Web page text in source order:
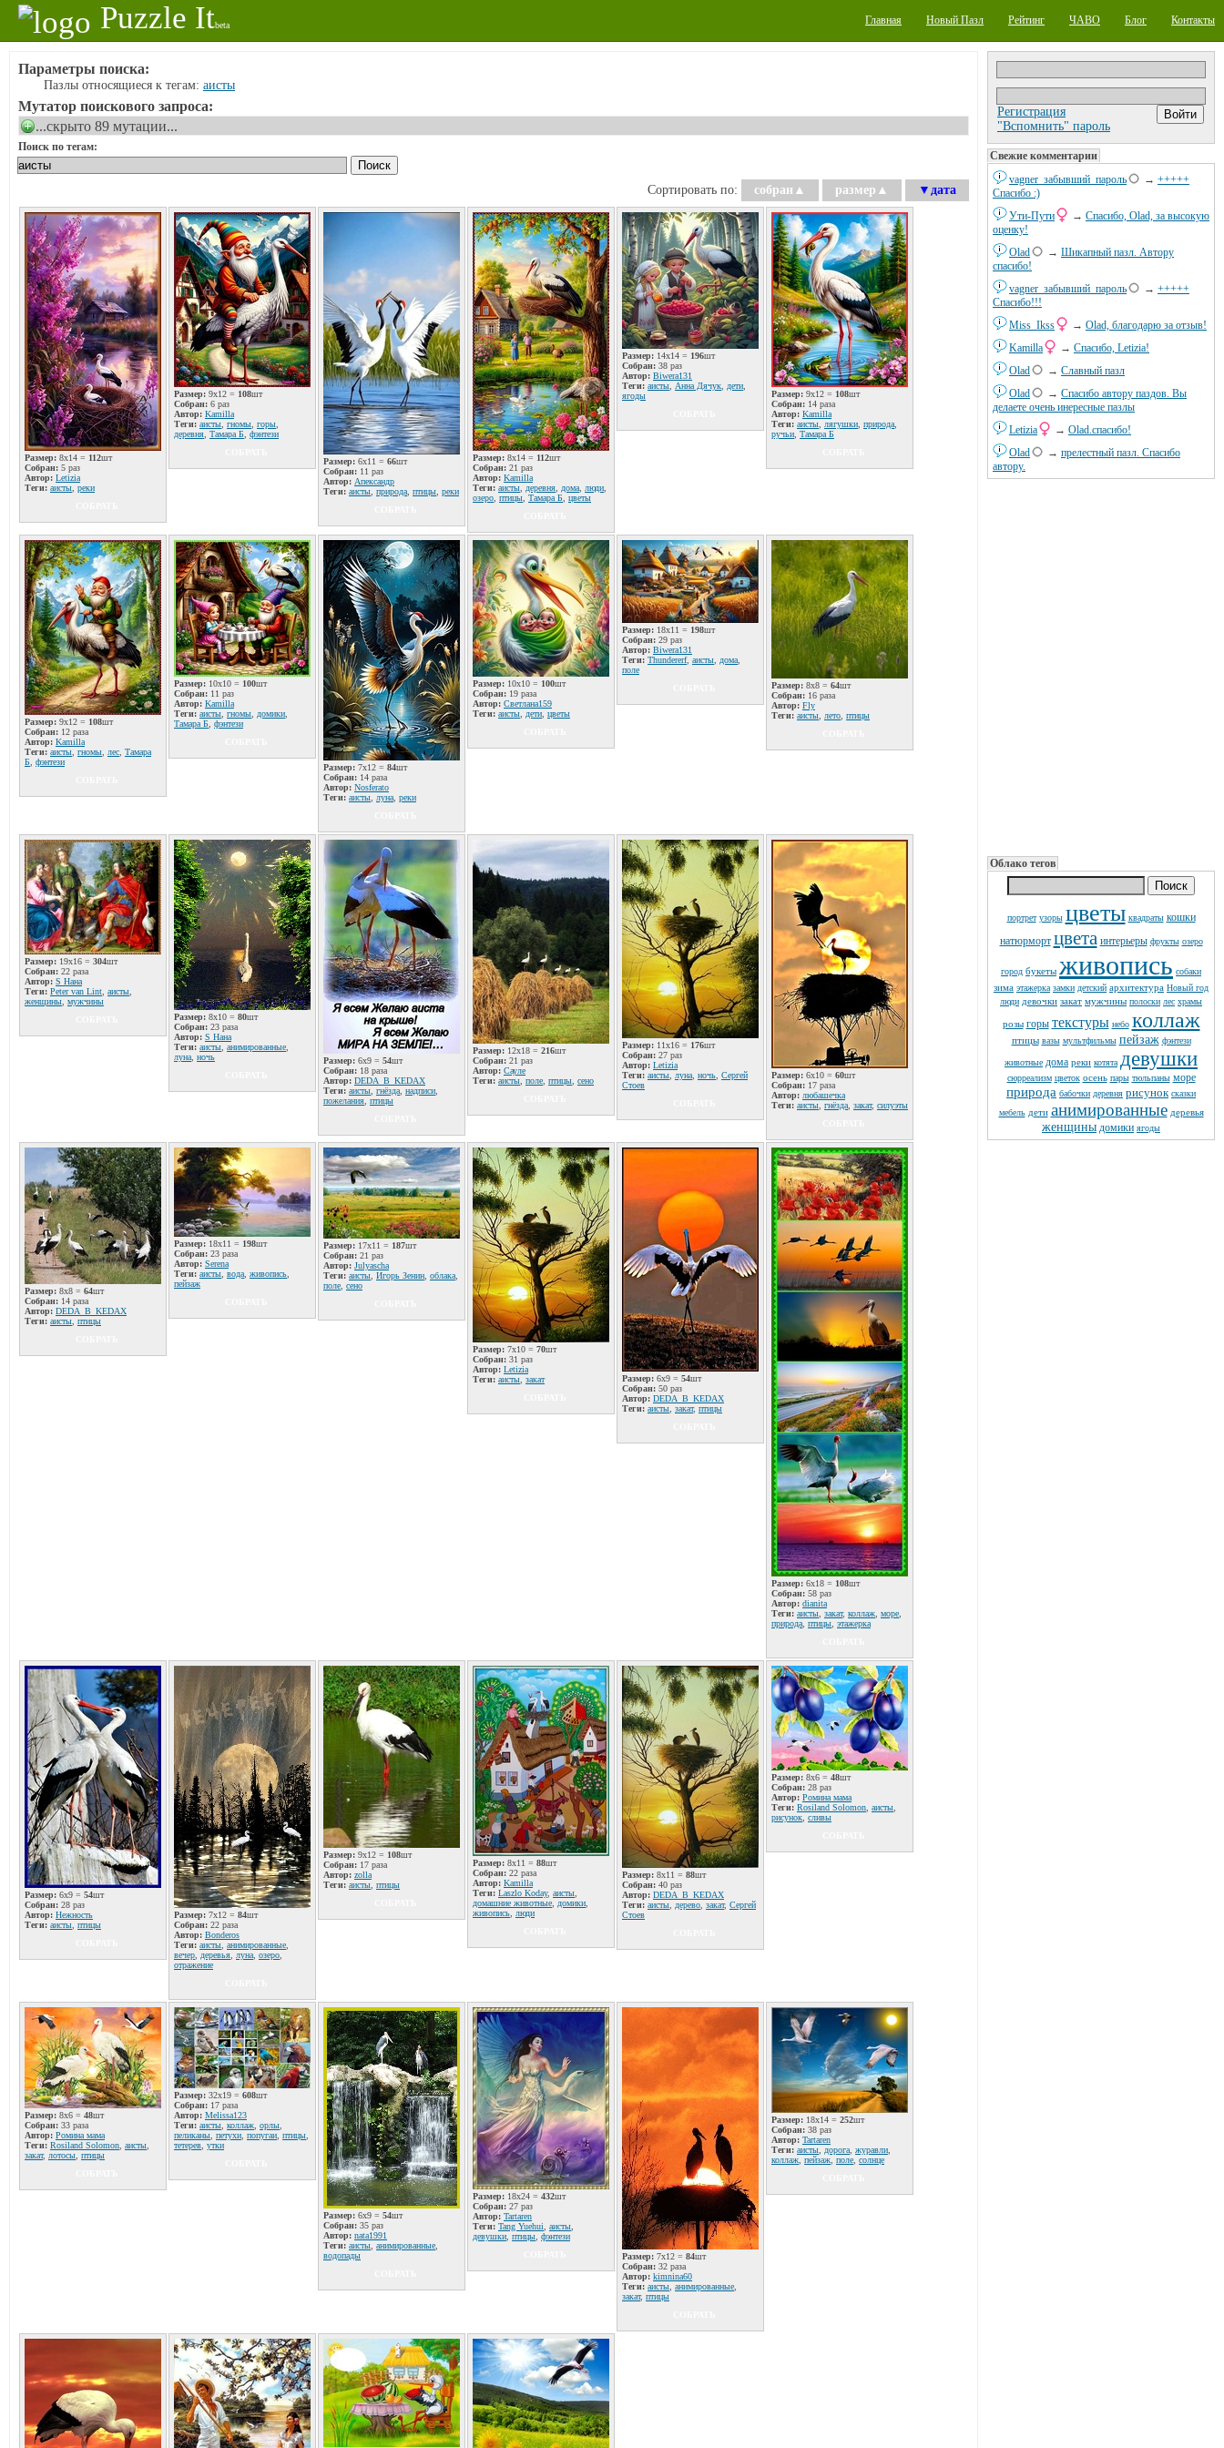
Puzzle Itbeta Главная Новый Пазл Рейтинг ЧАВО Блог Контакты
Регистрация
"Вспомнить" пароль
Свежие комментарии
vagner_забывший_пароль
→ +++++
Спасибо :)
Ути-Пути
→ Спасибо, Olad, за высокую
оценку!
Olad
→ Шикапный пазл. Автору
спасибо!
vagner_забывший_пароль
→ +++++
Спасибо!!!
Miss_Ikss
→ Olad, благодарю за отзыв!
Kamilla
→ Спасибо, Letizia!
Olad
→ Славный пазл
Olad
→ Спасибо автору паздов. Вы
делаете очень инересные пазлы
Letizia
→ Olad.спасибо!
Olad
→ прелестный пазл. Спасибо
автору.
Облако тегов
портрет узоры цветы квадраты кошки
натюрморт цвета интерьеры фрукты озеро
город букеты живопись собаки
зима этажерка замки детский архитектура Новый год
люди девочки закат мужчины полоски лес храмы
розы горы текстуры небо коллаж
птицы вазы мультфильмы пейзаж фэнтези
животные дома реки котята девушки
сюрреализм цветок осень пары тюльпаны море
природа бабочки деревня рисунок сказки
мебель дети анимированные деревья
женщины домики ягоды
Параметры поиска:
Пазлы относящиеся к тегам: аисты
Мутатор поискового запроса:
...скрыто 89 мутации...
Поиск по тегам:
Сортировать по: собран ▲ размер ▲ ▼ дата
Размер: 8x14 = 112шт
Собран: 5 раз
Автор: Letizia
Теги: аисты реки
Размер: 9x12 = 108шт
Собран: 6 раз
Автор: Kamilla
Теги: аисты гномы горы
деревня Тамара Б
фэнтези
Размер: 6x11 = 66шт
Собран: 11 раз
Автор: Апександр
Теги: аисты природа птицы реки
Размер: 8x14 = 112шт
Собран: 21 раз
Автор: Kamilla
Теги: аисты деревня дома люди
озеро птицы Тамара Б
цветы
Размер: 14x14 = 196шт
Собран: 38 раз
Автор: Biwera131
Теги: аисты Анна Дячук дети
ягоды
Размер: 9x12 = 108шт
Собран: 14 раза
Автор: Kamilla
Теги: аисты лягушки природа
ручьи Тамара Б
Размер: 9x12 = 108шт
Собран: 12 раза
Автор: Kamilla
Теги: аисты гномы лес Тамара
Б
фэнтези
Размер: 10x10 = 100шт
Собран: 11 раз
Автор: Kamilla
Теги: аисты гномы домики
Тамара Б
фэнтези
Размер: 7x12 = 84шт
Собран: 14 раза
Автор: Nosferato
Теги: аисты луна реки
Размер: 10x10 = 100шт
Собран: 19 раза
Автор: Светлана159
Теги: аисты дети цветы
Размер: 18x11 = 198шт
Собран: 29 раз
Автор: Biwera131
Теги: Thundererf, аисты дома
поле
Размер: 8x8 = 64шт
Собран: 16 раза
Автор: Fly
Теги: аисты лето птицы
Размер: 19x16 = 304шт
Собран: 22 раза
Автор: S Нана
Теги: Peter van Lint аисты
женщины мужчины
Размер: 8x10 = 80шт
Собран: 23 раза
Автор: S Нана
Теги: аисты анимированные
луна ночь
Размер: 6x9 = 54шт
Собран: 18 раза
Автор: DЕDА_B_KEDAX
Теги: аисты гнёзда надписи
пожелания птицы
Размер: 12x18 = 216шт
Собран: 21 раз
Автор: Сауле
Теги: аисты поле птицы сено
Размер: 11x16 = 176шт
Собран: 27 раз
Автор: Letizia
Теги: аисты луна ночь Сергей
Стоев
Размер: 6x10 = 60шт
Собран: 17 раза
Автор: любашечка
Теги: аисты гнёзда закат, силуэты
Размер: 8x8 = 64шт
Собран: 14 раза
Автор: DЕDА_B_KEDAX
Теги: аисты птицы
Размер: 18x11 = 198шт
Собран: 23 раза
Автор: Serena
Теги: аисты вода живопись
пейзаж
Размер: 17x11 = 187шт
Собран: 21 раз
Автор: Julyascha
Теги: аисты Игорь Зенин облака
поле сено
Размер: 7x10 = 70шт
Собран: 31 раз
Автор: Letizia
Теги: аисты закат
Размер: 6x9 = 54шт
Собран: 50 раз
Автор: DЕDА_B_KEDAX
Теги: аисты закат, птицы
Размер: 6x18 = 108шт
Собран: 58 раз
Автор: dianita
Теги: аисты закат, коллаж море
природа птицы этажерка
Размер: 6x9 = 54шт
Собран: 28 раз
Автор: Нежность
Теги: аисты птицы
Размер: 7x12 = 84шт
Собран: 22 раза
Автор: Bonderos
Теги: аисты анимированные
вечер
деревья луна озеро
отражение
Размер: 9x12 = 108шт
Собран: 17 раза
Автор: zolla
Теги: аисты птицы
Размер: 8x11 = 88шт
Собран: 22 раза
Автор: Kamilla
Теги: Laszlo Koday, аисты
домашние животные
домики
живопись
люди
Размер: 8x11 = 88шт
Собран: 40 раз
Автор: DЕDА_B_KEDAX
Теги: аисты дерево закат, Сергей
Стоев
Размер: 8x6 = 48шт
Собран: 28 раз
Автор: Ромина мама
Теги: Rosiland Solomon аисты
рисунок сливы
Размер: 8x6 = 48шт
Собран: 33 раза
Автор: Ромина мама
Теги: Rosiland Solomon аисты
закат, лотосы птицы
Размер: 32x19 = 608шт
Собран: 17 раза
Автор: Melissa123
Теги: аисты коллаж орлы
пеликаны петухи попугаи птицы
тетерев утки
Размер: 6x9 = 54шт
Собран: 35 раз
Автор: nata1991
Теги: аисты анимированные
водопады
Размер: 18x24 = 432шт
Собран: 27 раз
Автор: Tartaren
Теги: Tang Yuehui аисты
девушки птицы фэнтези
Размер: 7x12 = 84шт
Собран: 32 раза
Автор: kimnina60
Теги: аисты анимированные
закат, птицы
Размер: 18x14 = 252шт
Собран: 38 раз
Автор: Tartaren
Теги: аисты дорога журавли
коллаж пейзаж поле солнце